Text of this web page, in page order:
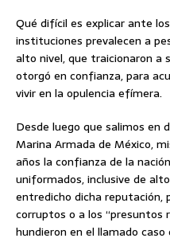
Qué difícil es explicar ante
instituciones prevalecen a
alto nivel, que traicionaron a
otorgó en confianza, para
vivir en la opulencia efímera.
Desde luego que salimos en
Marina Armada de México,
años la confianza de la
uniformados, inclusive de
entredicho dicha reputación,
corruptos o a los “presuntos
hundieron en el llamado caso